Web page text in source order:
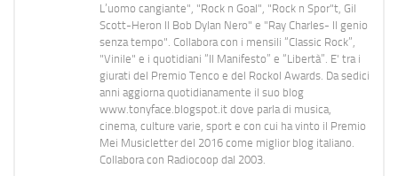
L’uomo cangiante", "Rock n Goal", "Rock n Spor"t, Gil
Scott-Heron Il Bob Dylan Nero" e "Ray Charles- Il genio
senza tempo". Collabora con i mensili “Classic Rock”,
"Vinile" e i quotidiani “Il Manifesto” e “Libertà”. E' tra i
giurati del Premio Tenco e del Rockol Awards. Da sedici
anni aggiorna quotidianamente il suo blog
www.tonyface.blogspot.it dove parla di musica,
cinema, culture varie, sport e con cui ha vinto il Premio
Mei Musicletter del 2016 come miglior blog italiano.
Collabora con Radiocoop dal 2003.